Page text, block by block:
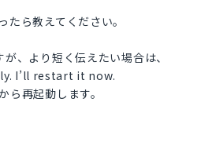
たら教えてください。
、より短く伝えたい場合は、
I’ll restart it now.
ら再起動します。